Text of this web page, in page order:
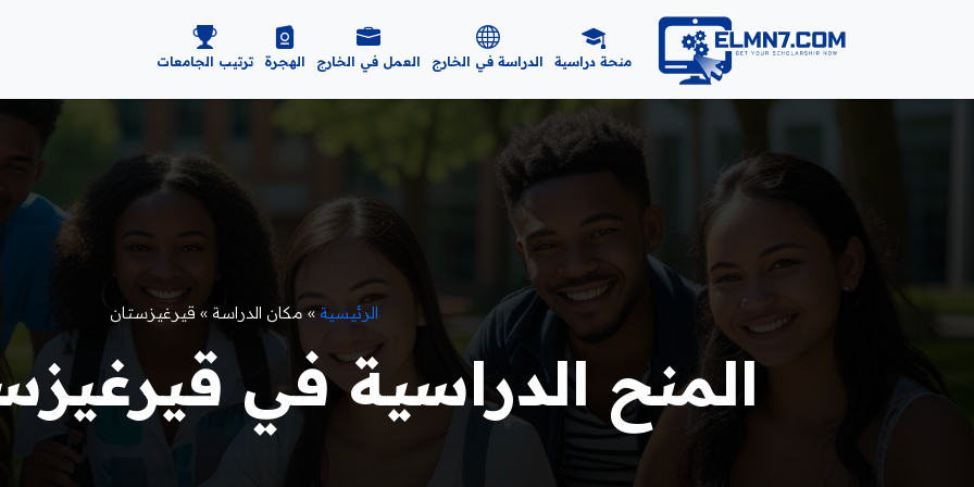
منحة دراسية الدراسة في الخارج العمل في الخارج الهجرة ترتيب الجامعات
الرئيسية » مكان الدراسة » قيرغيزستان
المنح الدراسية في